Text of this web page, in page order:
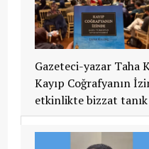
Gazeteci-yazar Taha
Kayıp Coğrafyanın
etkinlikte bizzat tanık